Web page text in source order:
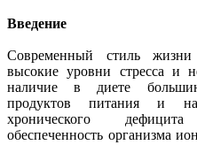
Введение
Современный стиль
высокие уровни стресса и
наличие в диете
продуктов питания и
хронического
обеспеченность организма